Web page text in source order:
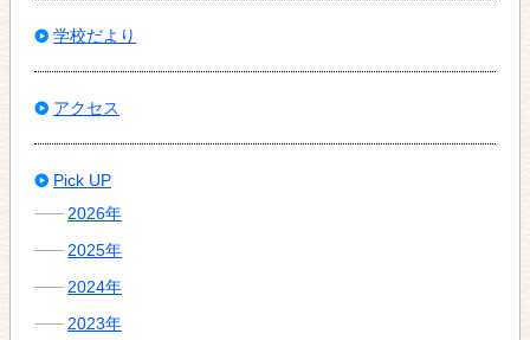
学校だより
アクセス
Pick UP
2026年
2025年
2024年
2023年